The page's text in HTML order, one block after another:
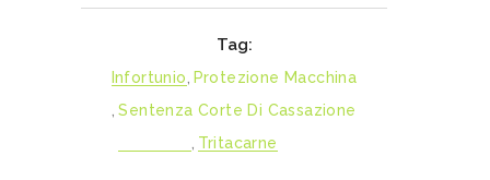
Tag:
Infortunio
Protezione Macchina
Sentenza Corte Di Cassazione
Tritacarne